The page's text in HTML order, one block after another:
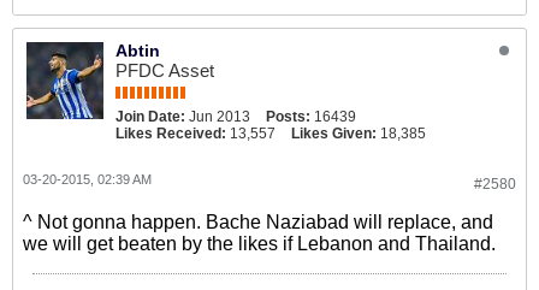
Abtin
PFDC Asset
Join Date: Jun 2013 Posts: 16439
Likes Received: 13,557 Likes Given: 18,385
#2580
03-20-2015, 02:39 AM
^ Not gonna happen. Bache Naziabad will replace, and
we will get beaten by the likes if Lebanon and Thailand.